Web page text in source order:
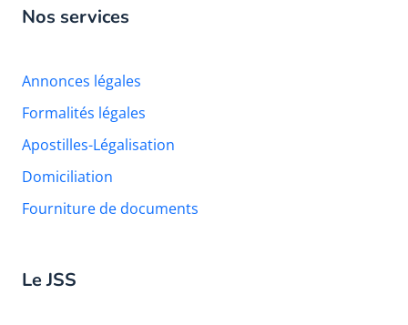
Nos services
Annonces légales
Formalités légales
Apostilles-Légalisation
Domiciliation
Fourniture de documents
Le JSS